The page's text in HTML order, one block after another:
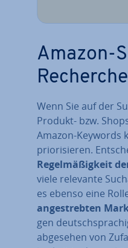
Amazon-
Wenn Sie auf der
Produkt- bzw.
Amazon-Keywords
prio­ri­sie­ren.
Re­gel­mä­ßig­keit
viele relevante
es ebenso eine
an­ge­streb­ten
gen
abgesehen von